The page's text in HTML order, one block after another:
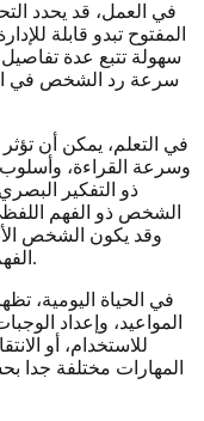
في العمل، قد يحدد
المفتوح تبدو قابلة
سهولة تتبع عدة
سرعة رد الشخص في
في التعلم، يمكن أن
وسرعة القراءة،
ذو التفكير
الشخص ذو الفهم
وقد يكون الشخص
الفهم العميق، خاصة عندما يمنح وقتا للمراجعة.
في الحياة اليومية،
المواعيد، وإعداد
للاستخدام، أو
المهارات مختلفة